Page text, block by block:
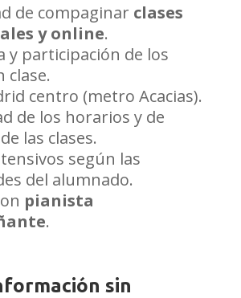
de compaginar clases
y online.
y participación de los
clase.
centro (metro Acacias).
de los horarios y de
las clases.
según las
del alumnado.
pianista
.
sin